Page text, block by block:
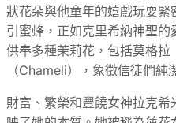
狀花朵與他童年的嬉戲玩耍
引蜜蜂，正如克里希納神聖
供奉多種茉莉花，包括莫格
（Chameli），象徵信徒們純
財富、繁榮和豐饒女神拉克